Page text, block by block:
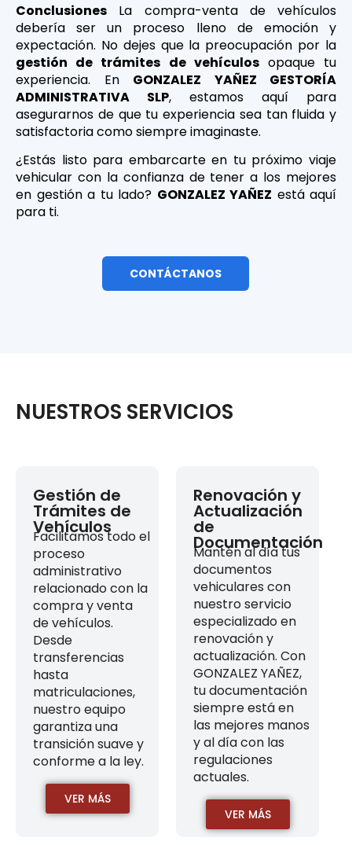
Conclusiones La compra-venta de vehículos
debería ser un proceso lleno de emoción y
expectación. No dejes que la preocupación por la
gestión de trámites de vehículosopaque tu
experiencia. En GONZALEZ YAÑEZ GESTORÍA
ADMINISTRATIVA SLP, estamos aquí para
asegurarnos de que tu experiencia sea tan fluida y
satisfactoria como siempre imaginaste.
¿Estás listo para embarcarte en tu próximo viaje
vehicular con la confianza de tener a los mejores
en gestión a tu lado? GONZALEZ YAÑEZ está aquí
para ti.
CONTÁCTANOS
NUESTROS SERVICIOS
Gestión de
Trámites de
Vehículos
Facilitamos todo el
proceso
administrativo
relacionado con la
compra y venta
de vehículos.
Desde
transferencias
hasta
matriculaciones,
nuestro equipo
garantiza una
transición suave y
conforme a la ley.
VER MÁS
Renovación y
Actualización
de
Documentación
Mantén al día tus
documentos
vehiculares con
nuestro servicio
especializado en
renovación y
actualización. Con
GONZALEZ YAÑEZ,
tu documentación
siempre está en
las mejores manos
y al día con las
regulaciones
actuales.
VER MÁS